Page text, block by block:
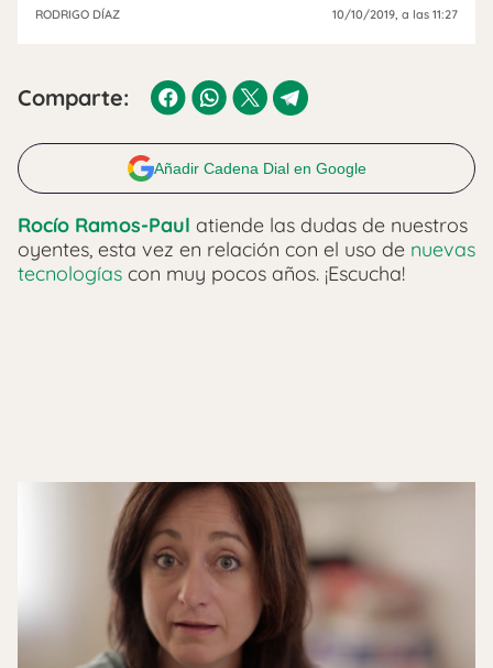
RODRIGO DÍAZ 10/10/2019 , a las 11:27
Comparte:
Añadir Cadena Dial en Google
Rocío Ramos-Paul atiende las dudas de nuestros
oyentes, esta vez en relación con el uso de nuevas
tecnologías con muy pocos años. ¡Escucha!